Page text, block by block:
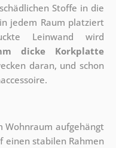
Stoffe in die
jedem Raum platziert
Leinwand wird
dicke Korkplatte
daran, und schon
Wohnraum aufgehängt
einen stabilen Rahmen